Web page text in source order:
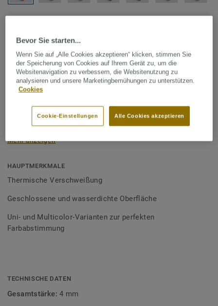
Tarkett Zubehör Komplettsortiment
Schweißschnur für PVC-Böden
- Unicoloured YELLOW 6054
zweier PVC-Bahnen verwendet und sorgen für eine
wasserdichte und geschlossene Oberfläche, Grundlage für
Schweißschnüre sind erhältlich in den Varianten Uni und
Bodenbelagssortiment abgestimmt. Durch die Verwendung
von Kontrastfarben lassen sich auch besondere
Mehr anzeigen
HAUPTMERKMALE
Thermische Verschweißung
Geschlossene und wasserdichte Oberfläche
Uni- und Multicolor-Varianten zur perfekten
Farbabstimmung
TECHNISCHE DATEN
Gesamtstärke:4 mm
Bevor Sie starten...
Wenn Sie auf „Alle Cookies akzeptieren“ klicken, stimmen Sie
der Speicherung von Cookies auf Ihrem Gerät zu, um die
Websitenavigation zu verbessern, die Websitenutzung zu
analysieren und unsere Marketingbemühungen zu unterstützen.
Cookies
Alle Cookies akzeptieren
Cookie-Einstellungen